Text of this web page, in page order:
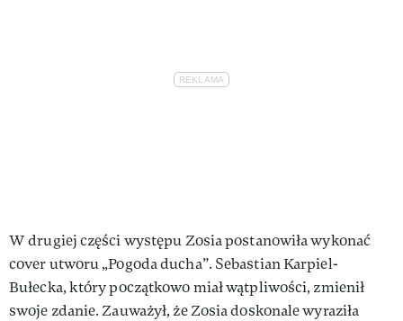
W drugiej części występu Zosia postanowiła wykonać
cover utworu „Pogoda ducha”. Sebastian Karpiel-
Bułecka, który początkowo miał wątpliwości, zmienił
swoje zdanie. Zauważył, że Zosia doskonale wyraziła